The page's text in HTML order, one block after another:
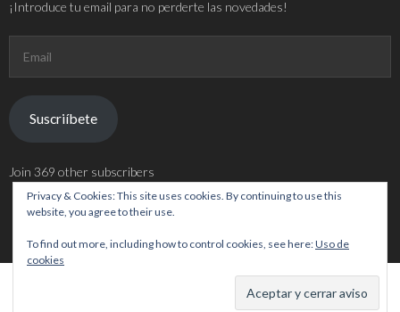
¡Introduce tu email para no perderte las novedades!
Suscriíbete
Join 369 other subscribers
. Powered byWordPress.
Privacy & Cookies: This site uses cookies. By continuing to use this
website, you agree to their use.
To find out more, including how to control cookies, see here:Uso de
cookies